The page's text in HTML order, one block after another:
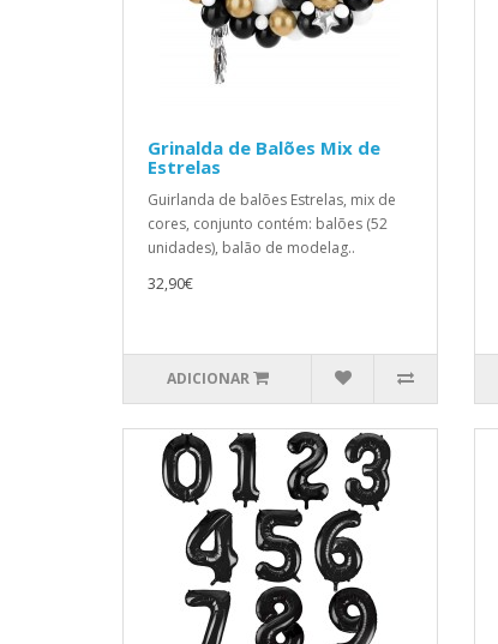
Grinalda de Balões Mix de
Estrelas
Guirlanda de balões Estrelas, mix de
cores, conjunto contém: balões (52
unidades), balão de modelag..
32,90€
ADICIONAR